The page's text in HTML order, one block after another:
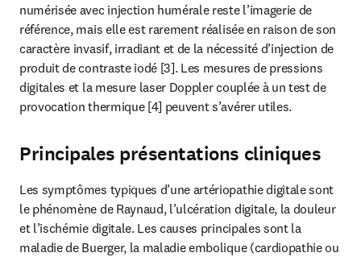
numérisée avec injection humérale reste l’imagerie de
référence, mais elle est rarement réalisée en raison de son
caractère invasif, irradiant et de la nécessité d’injection de
produit de contraste iodé [3]. Les mesures de pressions
digitales et la mesure laser Doppler couplée à un test de
provocation thermique [4] peuvent s’avérer utiles.
Principales présentations cliniques
Les symptômes typiques d’une artériopathie digitale sont
le phénomène de Raynaud, l’ulcération digitale, la douleur
et l’ischémie digitale. Les causes principales sont la
maladie de Buerger, la maladie embolique (cardiopathie ou